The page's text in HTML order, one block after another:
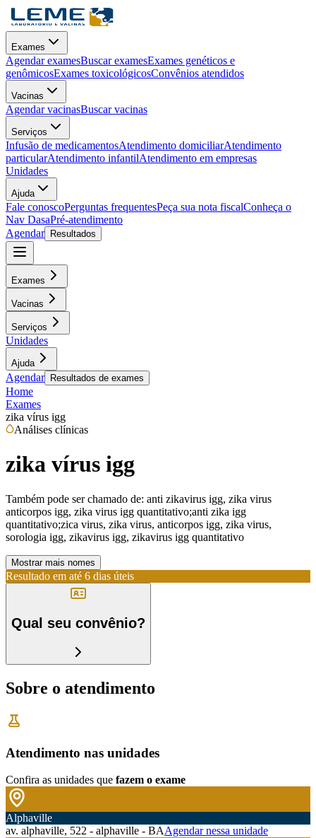
Exames
Agendar examesBuscar examesExames genéticos e
genômicosExames toxicológicosConvênios atendidos
Vacinas
Agendar vacinasBuscar vacinas
Serviços
Infusão de medicamentosAtendimento domiciliarAtendimento
particularAtendimento infantilAtendimento em empresas
Unidades
Ajuda
Fale conoscoPerguntas frequentesPeça sua nota fiscalConheça o
Nav DasaPré-atendimento
Agendar
Resultados
Exames
Vacinas
Serviços
Unidades
Ajuda
Agendar Resultados de exames
Home
Exames
zika vírus igg
Análises clínicas
zika vírus igg
Também pode ser chamado de: anti zikavirus igg, zika virus
anticorpos igg, zika virus igg quantitativo;anti zika igg
quantitativo;zica virus, zika virus, anticorpos igg, zika virus,
sorologia igg, zikavirus igg, zikavirus igg quantitativo
Mostrar mais nomes
Resultado em até 6 dias úteis
Qual seu convênio?
Sobre o atendimento
Atendimento nas unidades
Confira as unidades que fazem o exame
Alphaville
av. alphaville, 522 - alphaville - BAAgendar nessa unidade